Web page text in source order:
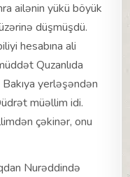
ailənin yükü böyük
düşmüşdü.
hesabına ali
Quzanlıda
yerləşəndən
müəllim idi.
çəkinər, onu
Nurəddində